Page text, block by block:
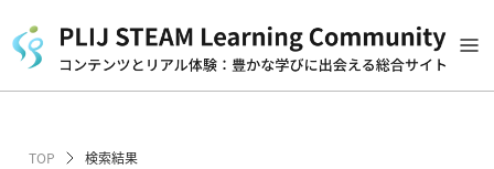
TOP 検索結果